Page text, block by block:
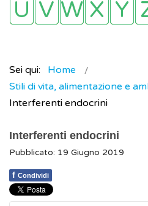
Sei qui:
Home
Stili di vita, alimentazione e
Interferenti endocrini
Interferenti endocrini
Pubblicato: 19 Giugno 2019
f Condividi